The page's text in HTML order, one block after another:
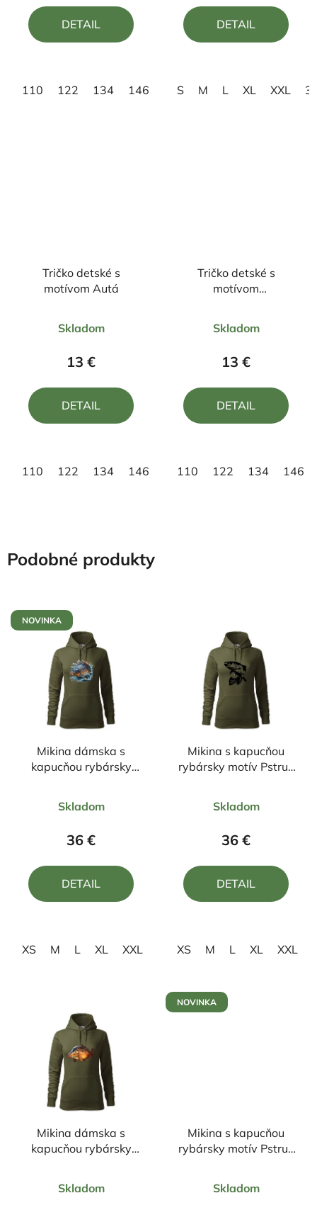
4,8
z
DETAIL
110 122 134 146 158
5,0
z
DETAIL
S M L XL XXL
Tričko detské s
motívom Autá
hodnotenie
produktu
z
Skladom
13 €
DETAIL
110 122 134 146 158
Tričko detské s
motívom
hodnotenie
produktu
z
Skladom
13 €
DETAIL
110 122 134 146
Podobné produkty
NOVINKA
Mikina dámska s
kapucňou rybársky
hodnotenie
produktu
z
Skladom
36 €
DETAIL
XS M L XL XXL
Mikina s kapucňou
rybársky motív Pstruh
hodnotenie
produktu
z
Skladom
36 €
DETAIL
XS M L XL XXL
Mikina dámska s
kapucňou rybársky
hodnotenie
Skladom
NOVINKA
Mikina s kapucňou
rybársky motív Pstruh
hodnotenie
Skladom